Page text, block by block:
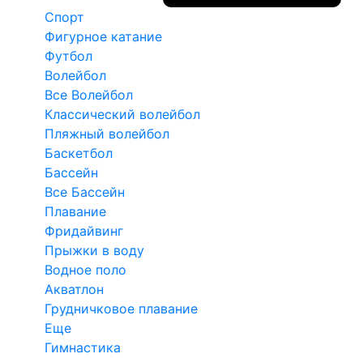
Спорт
Фигурное катание
Футбол
Волейбол
Все Волейбол
Классический волейбол
Пляжный волейбол
Баскетбол
Бассейн
Все Бассейн
Плавание
Фридайвинг
Прыжки в воду
Водное поло
Акватлон
Грудничковое плавание
Еще
Гимнастика